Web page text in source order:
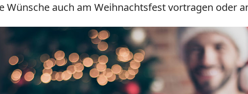
Wünsche auch am Weihnachtsfest vortragen oder